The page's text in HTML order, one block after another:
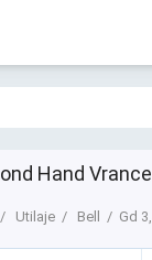
Hand
Utilaje Bell Gd